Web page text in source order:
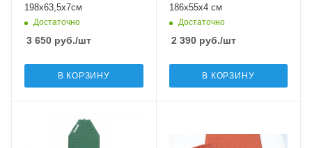
198x63,5x7см
Достаточно
3 650 руб./шт
В КОРЗИНУ
186x55x4 см
Достаточно
2 390руб./шт
В КОРЗИНУ